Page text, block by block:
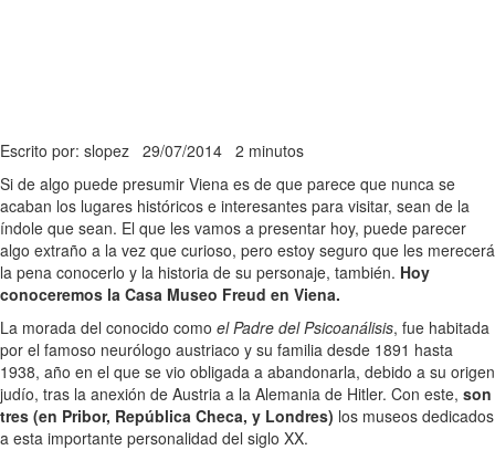
Escrito por: slopez 29/07/2014 2 minutos
Si de algo puede presumir Viena es de que parece que nunca se
acaban los lugares históricos e interesantes para visitar, sean de la
índole que sean. El que les vamos a presentar hoy, puede parecer
algo extraño a la vez que curioso, pero estoy seguro que les merecerá
la pena conocerlo y la historia de su personaje, también. Hoy
conoceremos la Casa Museo Freud en Viena.
La morada del conocido como el Padre del Psicoanálisis, fue habitada
por el famoso neurólogo austriaco y su familia desde 1891 hasta
1938, año en el que se vio obligada a abandonarla, debido a su origen
judío, tras la anexión de Austria a la Alemania de Hitler. Con este, son
tres (en Pribor, República Checa, y Londres) los museos dedicados
a esta importante personalidad del siglo XX.